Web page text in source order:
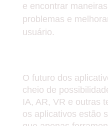
e encontrar
problemas e
usuário.
O futuro dos
cheio de
IA, AR, VR e outras
os aplicativos estão